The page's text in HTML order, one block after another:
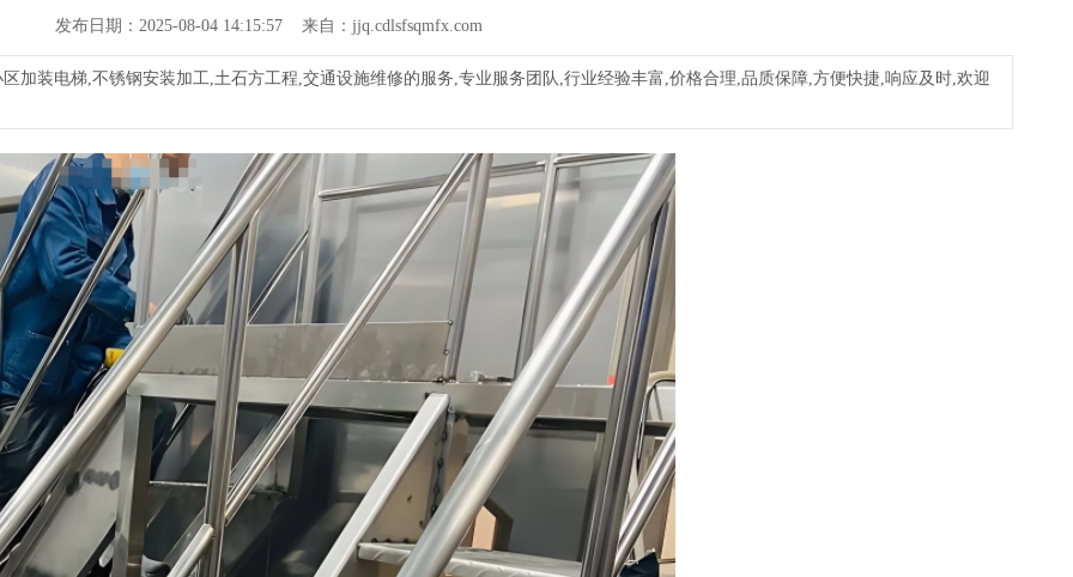
发布日期：2025-08-04 14:15:57 来自：jjq.cdlsfsqmfx.com
加装电梯,不锈钢安装加工,土石方工程,交通设施维修的服务,专业服务团队,行业经验丰富,价格合理,品质保障,方便快捷,响应及时,欢迎